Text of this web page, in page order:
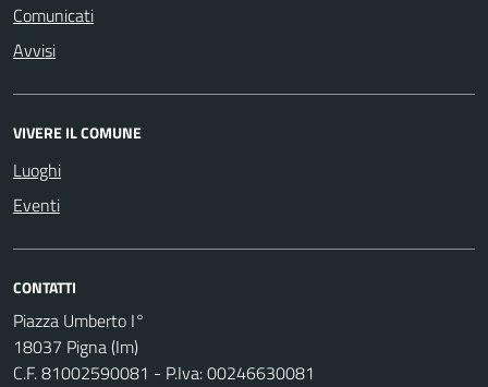
Comunicati
Avvisi
VIVERE IL COMUNE
Luoghi
Eventi
CONTATTI
Piazza Umberto I°
18037 Pigna (Im)
C.F. 81002590081 - P.Iva: 00246630081